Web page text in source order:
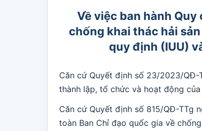
Về việc ban hành
chống khai thác hải
quy định (IUU)
Căn cứ Quyết định số 23/2023/QĐ-
thành lập, tổ chức và hoạt động
Căn cứ Quyết định số 815/QĐ-TTg
toàn Ban Chỉ đạo quốc gia về